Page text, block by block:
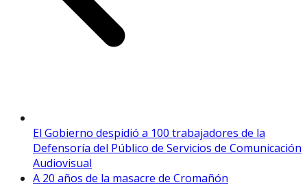
El Gobierno despidió a 100 trabajadores de la
Defensoría del Público de Servicios de Comunicación
Audiovisual
A 20 años de la masacre de Cromañón